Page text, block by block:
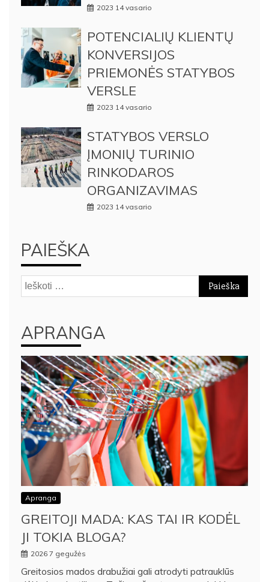
2023 14 vasario
POTENCIALIŲ KLIENTŲ
KONVERSIJOS
PRIEMONĖS STATYBOS
VERSLE
2023 14 vasario
STATYBOS VERSLO
ĮMONIŲ TURINIO
RINKODAROS
ORGANIZAVIMAS
2023 14 vasario
PAIEŠKA
Ieškoti:
APRANGA
Apranga
GREITOJI MADA: KAS TAI IR KODĖL
JI TOKIA BLOGA?
2026 7 gegužės
Greitosios mados drabužiai gali atrodyti patrauklūs